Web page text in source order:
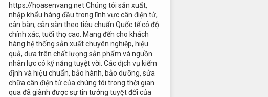
https://hoasenvang.net Chúng tôi sản xuất,
nhập khẩu hàng đầu trong lĩnh vực cân điện tử,
cân bàn, cân sàn theo tiêu chuẩn Quốc tế có độ
chính xác, tuổi thọ cao. Mang đến cho khách
hàng hệ thống sản xuất chuyên nghiệp, hiệu
quả, dựa trên chất lượng sản phẩm và nguồn
nhân lực có kỹ năng tuyệt vời. Các dịch vụ kiểm
định và hiệu chuẩn, bảo hành, bảo dưỡng, sửa
chữa cân điện tử của chúng tôi trong thời gian
qua đã giành được sự tin tưởng tuyệt đối của